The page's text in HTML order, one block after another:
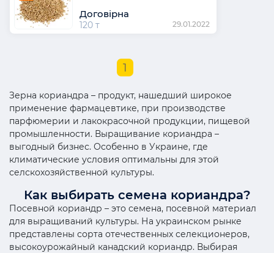
Договірна
120 т 29.01.2022
1
Зерна кориандра – продукт, нашедший широкое
применение фармацевтике, при производстве
парфюмерии и лакокрасочной продукции, пищевой
промышленности. Выращивание кориандра –
выгодный бизнес. Особенно в Украине, где
климатические условия оптимальны для этой
селскохозяйственной культуры.
Как выбирать семена кориандра?
Посевной кориандр – это семена, посевной материал
для выращиваний культуры. На украинском рынке
представлены сорта отечественных селекционеров,
высокоурожайный канадский кориандр. Выбирая